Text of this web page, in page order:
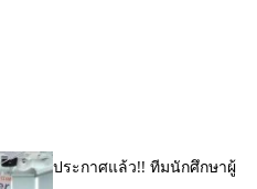
ประกาศแล้ว!! ทีมนักศึกษาผู้